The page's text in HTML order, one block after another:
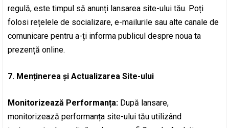
regulă, este timpul să anunți lansarea site-ului tău. Poți
folosi rețelele de socializare, e-mailurile sau alte canale de
comunicare pentru a-ți informa publicul despre noua ta
prezență online.
7. Menținerea și Actualizarea Site-ului
Monitorizează Performanța: După lansare,
monitorizează performanța site-ului tău utilizând